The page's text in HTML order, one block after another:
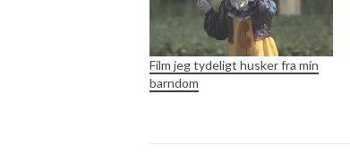
Film jeg tydeligt husker fra min
barndom